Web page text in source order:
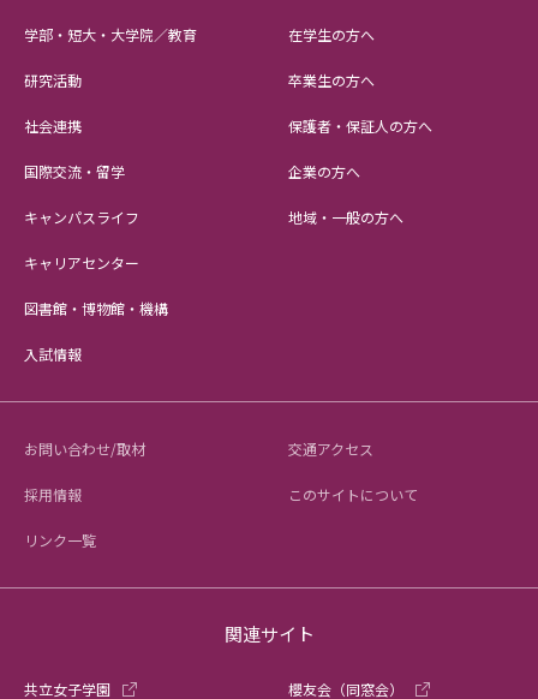
学部・短大・大学院／教育
研究活動
社会連携
国際交流・留学
キャンパスライフ
キャリアセンター
図書館・博物館・機構
入試情報
在学生の方へ
卒業生の方へ
保護者・保証人の方へ
企業の方へ
地域・一般の方へ
お問い合わせ/取材 交通アクセス
採用情報 このサイトについて
リンク一覧
関連サイト
共立女子学園 櫻友会（同窓会）